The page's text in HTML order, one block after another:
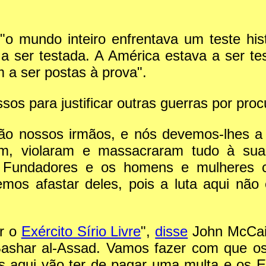
mundo inteiro enfrentava um teste
ser testada. A América estava a ser
a ser postas à prova".
para justificar outras guerras por
nossos irmãos, e nós devemos-lhes
violaram e massacraram tudo à
e os homens e mulheres
afastar deles, pois a luta aqui
o Exército Sírio Livre", disse John
al-Assad. Vamos fazer com que